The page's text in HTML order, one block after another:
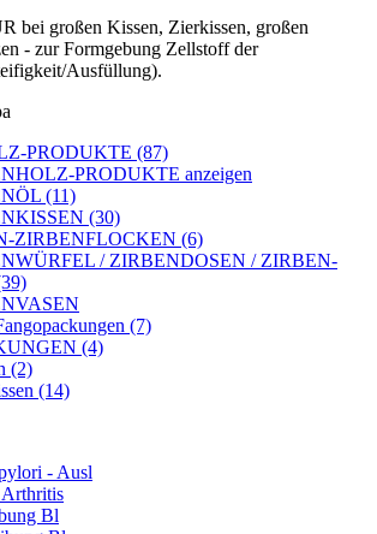
bei großen Kissen, Zierkissen, großen
- zur Formgebung Zellstoff der
Ausfüllung).
PRODUKTE (87)
PRODUKTE anzeigen
(11)
(30)
ZIRBENFLOCKEN (6)
/ ZIRBENDOSEN / ZIRBEN-
(7)
(4)
(2)
(14)
- Ausl
Arthritis
Bl